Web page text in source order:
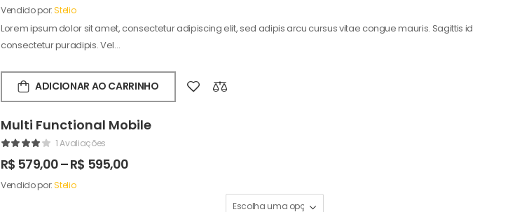
Vendido por:Stelio
Lorem ipsum dolor sit amet, consectetur adipiscing elit, sed adipis arcu cursus vitae congue mauris. Sagittis id
consectetur puradipis. Vel…
ADICIONAR AO CARRINHO
Multi Functional Mobile
1 Avaliações
R$ 579,00–R$ 595,00
Vendido por:Stelio